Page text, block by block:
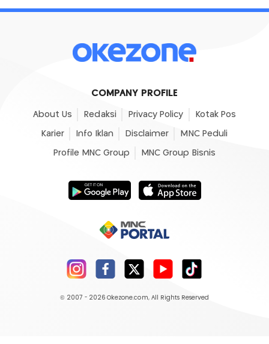
COMPANY PROFILE
About Us Redaksi Privacy Policy Kotak Pos
Karier Info Iklan Disclaimer MNC Peduli
Profile MNC Group MNC Group Bisnis
© 2007 - 2026 Okezone.com, All Rights Reserved